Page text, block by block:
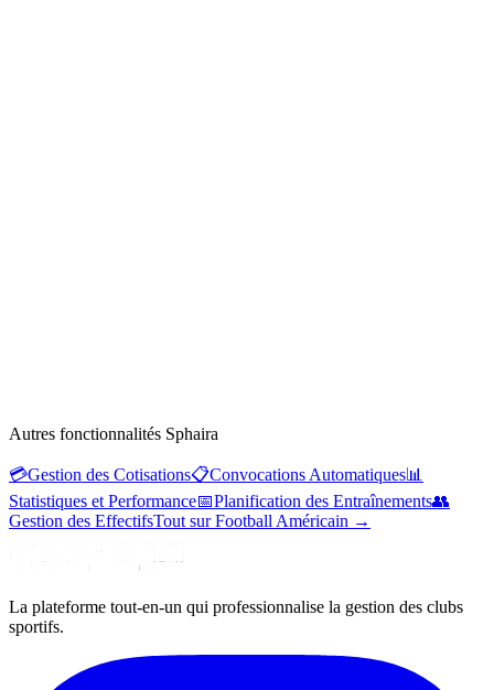
Autres fonctionnalités Sphaira
💳Gestion des Cotisations📋Convocations Automatiques📊
Statistiques et Performance📅Planification des Entraînements👥
Gestion des EffectifsTout sur Football Américain →
La plateforme tout-en-un qui professionnalise la gestion des clubs
sportifs.